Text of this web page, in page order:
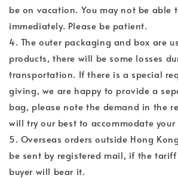
be on vacation. You may not be able
immediately. Please be patient.
4. The outer packaging and box are
products, there will be some losses
transportation. If there is a special
giving, we are happy to provide a
bag, please note the demand in the
will try our best to accommodate your
5. Overseas orders outside Hong
be sent by registered mail, if the
buyer will bear it.